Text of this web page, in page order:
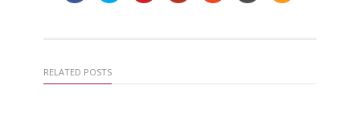
RELATED POSTS